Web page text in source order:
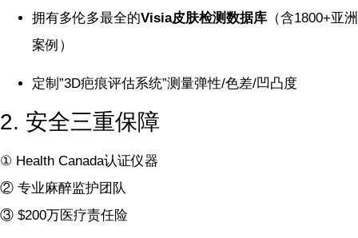
拥有多伦多最全的Visia皮肤检测数据库 （含1800+亚洲
案例）
定制”3D疤痕评估系统”测量弹性/色差/凹凸度
2. 安全三重保障
① Health Canada认证仪器
② 专业麻醉监护团队
③ $200万医疗责任险